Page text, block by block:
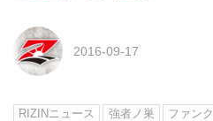
2016-09-17
RIZINニュース 強者ノ巣 ファン